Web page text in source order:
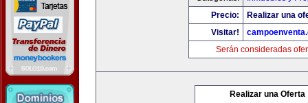
Precio:
Realizar una
Visitar!
Serán consideradas
Realizar una Oferta